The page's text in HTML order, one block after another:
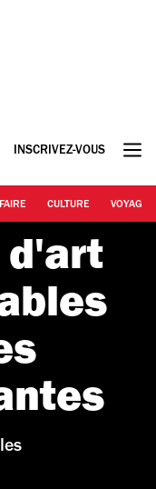
INSCRIVEZ-VOUS
CULTURE VOYAGE
d'art